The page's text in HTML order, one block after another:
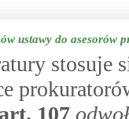
ustawy do asesorów
stosuje
art. 107